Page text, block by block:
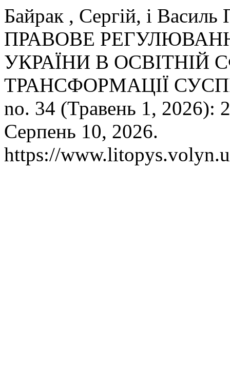
Байрак , Сергій, і
ПРАВОВЕ
УКРАЇНИ В ОСВІТНІЙ
ТРАНСФОРМАЦІЇ
no. 34 (Травень 1, 2026):
Серпень 10, 2026.
https://